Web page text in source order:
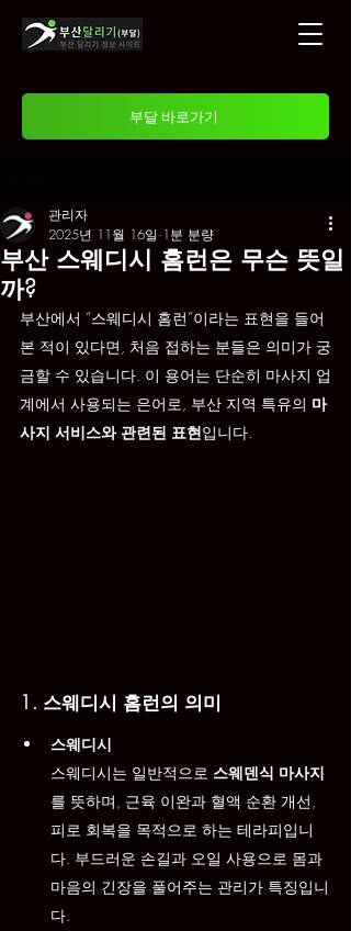
부달 바로가기
부산 스웨디시 홈런은 무슨 뜻일
까?
관리자
2025년 11월 16일 1분 분량
부산에서 “스웨디시 홈런”이라는 표현을 들어
본 적이 있다면, 처음 접하는 분들은 의미가 궁
금할 수 있습니다. 이 용어는 단순히 마사지 업
계에서 사용되는 은어로, 부산 지역 특유의 마
사지 서비스와 관련된 표현입니다.
1. 스웨디시 홈런의 의미
스웨디시
스웨디시는 일반적으로 스웨덴식 마사지
를 뜻하며, 근육 이완과 혈액 순환 개선,
피로 회복을 목적으로 하는 테라피입니
다. 부드러운 손길과 오일 사용으로 몸과
마음의 긴장을 풀어주는 관리가 특징입니
다.